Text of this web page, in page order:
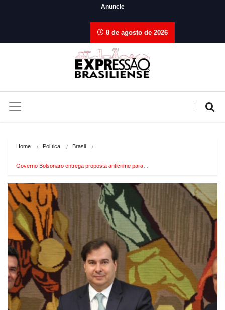
Anuncie
8 de agosto de 2026
Home Política Brasil
Governo Bolsonaro entrega proposta anticrime para…